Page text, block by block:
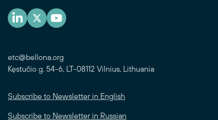
etc@bellona.org
Kęstučio g. 54-6, LT-08112 Vilnius, Lithuania
Subscribe to Newsletter in English
Subscribe to Newsletter in Russian